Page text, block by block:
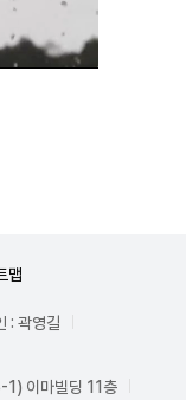
맵
: 곽영길
1) 이마빌딩 11층